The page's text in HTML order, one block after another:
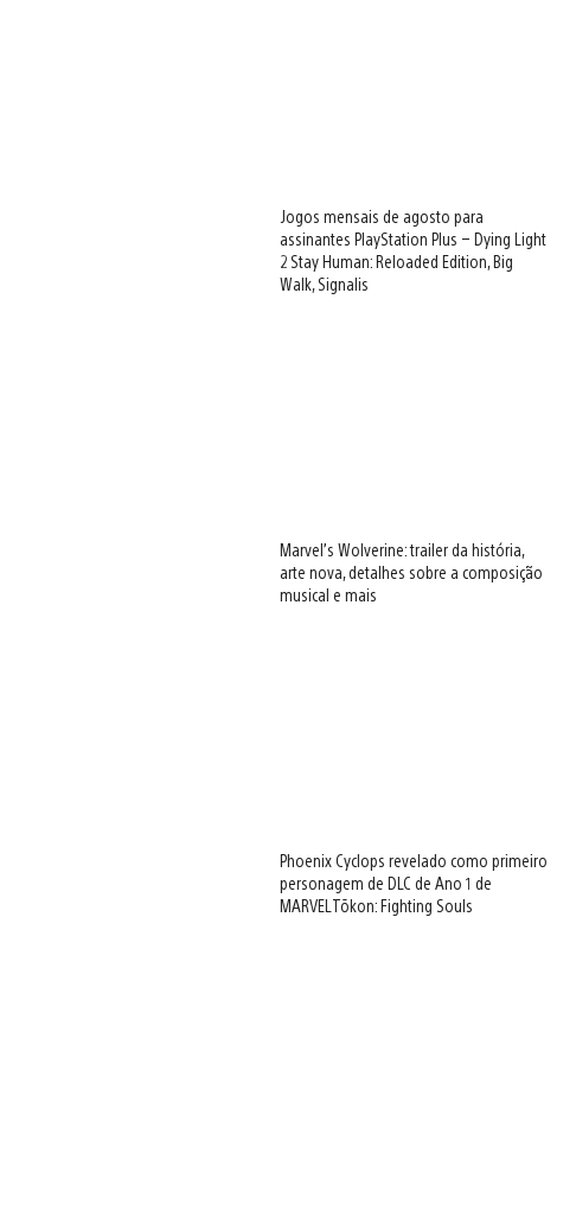
Jogos mensais de agosto para
assinantes PlayStation Plus – Dying Light
2 Stay Human: Reloaded Edition, Big
Walk, Signalis
Marvel’s Wolverine: trailer da história,
arte nova, detalhes sobre a composição
musical e mais
Phoenix Cyclops revelado como primeiro
personagem de DLC de Ano 1 de
MARVEL Tōkon: Fighting Souls